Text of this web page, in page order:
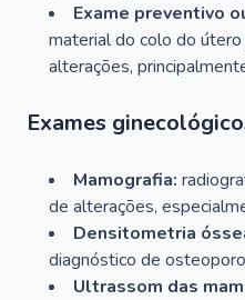
Exame preventivo
material do colo do
alterações,
Exames
Mamografia:
de alterações,
Densitometria
diagnóstico de
Ultrassom das